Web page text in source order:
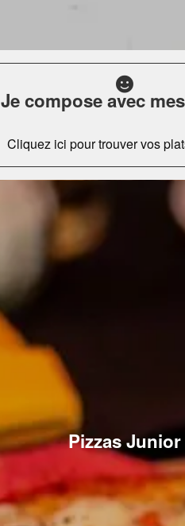
Je compose avec
Cliquez ici pour trouver vos
Pizzas Junior